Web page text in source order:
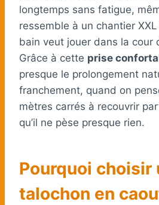
longtemps sans fatigue,
ressemble à un chantier
bain veut jouer dans la cour
Grâce à cette prise
presque le prolongement
franchement, quand on
mètres carrés à recouvrir
qu’il ne pèse presque rien.
Pourquoi choisir
talochon en